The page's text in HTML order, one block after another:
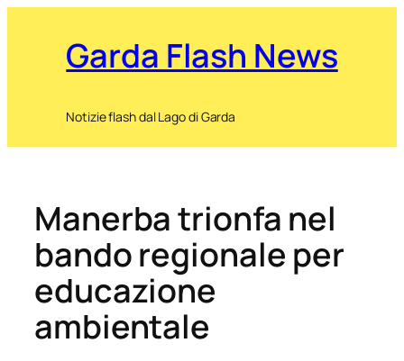
Garda Flash News
Notizie flash dal Lago di Garda
Manerba trionfa nel
bando regionale per
educazione
ambientale